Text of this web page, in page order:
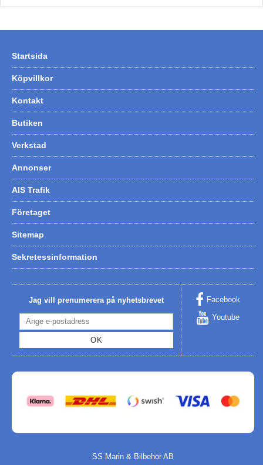
Startsida
Köpvillkor
Kontakt
Butiken
Verkstad
Annonser
AIS Trafik
Företaget
Sitemap
Sekretessinformation
Jag vill prenumerera på nyhetsbrevet
OK
Facebook
Youtube
SS Marin & Bilbehör AB